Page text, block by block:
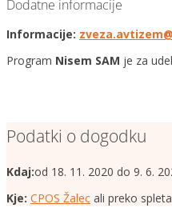
Dodatne informacije
Informacije:
Program Nisem SAM je za
Podatki o dogodku
Kdaj:od 18. 11. 2020 do 9. 6.
Kje: CPOS Žalec ali preko spleta